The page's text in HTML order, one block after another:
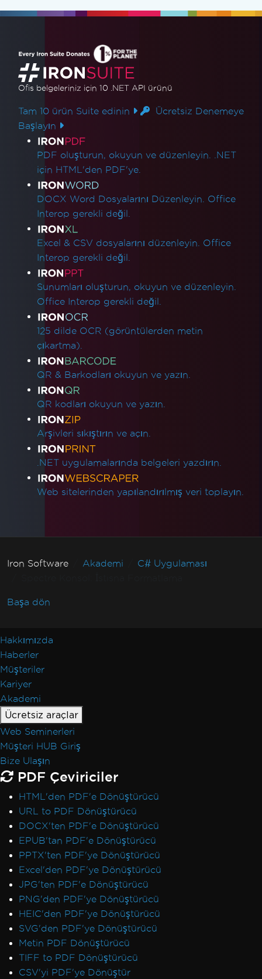
Ofis belgeleriniz için 10 .NET API ürünü
Tam 10 ürün Suite edinin
Ücretsiz Denemeye
Başlayın
Ürün Bağlantıları
PDF oluşturun, okuyun ve düzenleyin. .NET
için HTML'den PDF'ye.
DOCX Word Dosyalarını Düzenleyin. Office
Interop gerekli değil.
Excel & CSV dosyalarını düzenleyin. Office
Interop gerekli değil.
Sunumları oluşturun, okuyun ve düzenleyin.
Office Interop gerekli değil.
125 dilde OCR (görüntülerden metin
çıkartma).
QR & Barkodları okuyun ve yazın.
QR kodları okuyun ve yazın.
Arşivleri sıkıştırın ve açın.
.NET uygulamalarında belgeleri yazdırın.
Web sitelerinden yapılandırılmış veri toplayın.
Iron Software Akademi
C# Uygulaması
Başa dön
Hakkımızda
Haberler
Müşteriler
Kariyer
Akademi
Ücretsiz araçlar
Web Seminerleri
Müşteri HUB Giriş
Bize Ulaşın
PDF Çeviriciler
HTML'den PDF'e Dönüştürücü
URL to PDF Dönüştürücü
DOCX'ten PDF'e Dönüştürücü
EPUB'tan PDF'e Dönüştürücü
PPTX'ten PDF'ye Dönüştürücü
Excel'den PDF'ye Dönüştürücü
JPG'ten PDF'e Dönüştürücü
PNG'den PDF'ye Dönüştürücü
HEIC'den PDF'ye Dönüştürücü
SVG'den PDF'ye Dönüştürücü
Metin PDF Dönüştürücü
TIFF to PDF Dönüştürücü
CSV'yi PDF'ye Dönüştür